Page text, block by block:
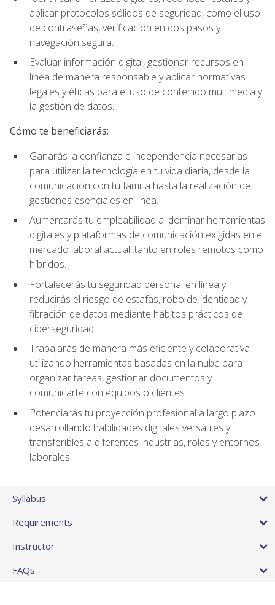
aplicar protocolos sólidos de seguridad, como el uso
de contraseñas, verificación en dos pasos y
navegación segura.
Evaluar información digital, gestionar recursos en
línea de manera responsable y aplicar normativas
legales y éticas para el uso de contenido multimedia y
la gestión de datos.
Cómo te beneficiarás:
Ganarás la confianza e independencia necesarias
para utilizar la tecnología en tu vida diaria, desde la
comunicación con tu familia hasta la realización de
gestiones esenciales en línea.
Aumentarás tu empleabilidad al dominar herramientas
digitales y plataformas de comunicación exigidas en el
mercado laboral actual, tanto en roles remotos como
híbridos.
Fortalecerás tu seguridad personal en línea y
reducirás el riesgo de estafas, robo de identidad y
filtración de datos mediante hábitos prácticos de
ciberseguridad.
Trabajarás de manera más eficiente y colaborativa
utilizando herramientas basadas en la nube para
organizar tareas, gestionar documentos y
comunicarte con equipos o clientes.
Potenciarás tu proyección profesional a largo plazo
desarrollando habilidades digitales versátiles y
transferibles a diferentes industrias, roles y entornos
laborales.
Syllabus
Requirements
Instructor
FAQs